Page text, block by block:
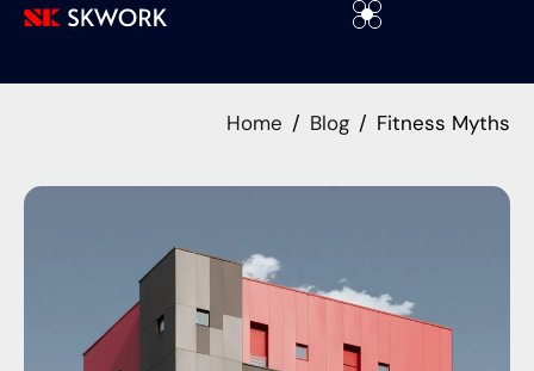
Home Blog Fitness Myths